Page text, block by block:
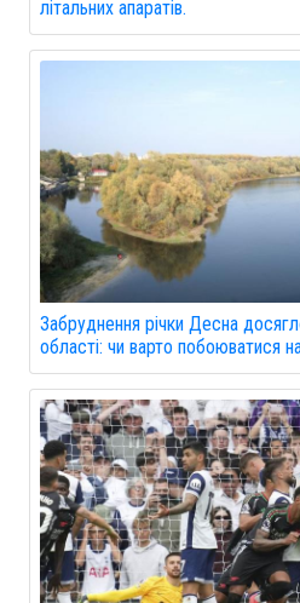
літальних апаратів.
Забруднення річки Десна
області: чи варто побоюватися